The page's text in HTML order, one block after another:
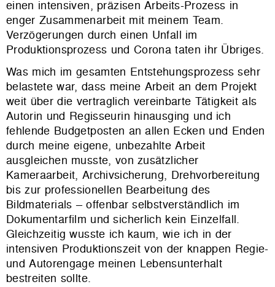
einen intensiven, präzisen Arbeits-Prozess in
enger Zusammenarbeit mit meinem Team.
Verzögerungen durch einen Unfall im
Produktionsprozess und Corona taten ihr Übriges.
Was mich im gesamten Entstehungsprozess sehr
belastete war, dass meine Arbeit an dem Projekt
weit über die vertraglich vereinbarte Tätigkeit als
Autorin und Regisseurin hinausging und ich
fehlende Budgetposten an allen Ecken und Enden
durch meine eigene, unbezahlte Arbeit
ausgleichen musste, von zusätzlicher
Kameraarbeit, Archivsicherung, Drehvorbereitung
bis zur professionellen Bearbeitung des
Bildmaterials – offenbar selbstverständlich im
Dokumentarfilm und sicherlich kein Einzelfall.
Gleichzeitig wusste ich kaum, wie ich in der
intensiven Produktionszeit von der knappen Regie-
und Autorengage meinen Lebensunterhalt
bestreiten sollte.